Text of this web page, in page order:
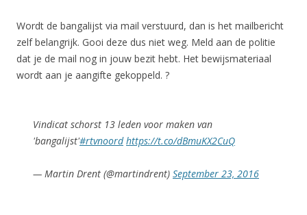
Wordt de bangalijst via mail verstuurd, dan is het mailbericht
zelf belangrijk. Gooi deze dus niet weg. Meld aan de politie
dat je de mail nog in jouw bezit hebt. Het bewijsmateriaal
wordt aan je aangifte gekoppeld. ?
Vindicat schorst 13 leden voor maken van
'bangalijst'#rtvnoord https://t.co/dBmuKX2CuQ
— Martin Drent (@martindrent) September 23, 2016